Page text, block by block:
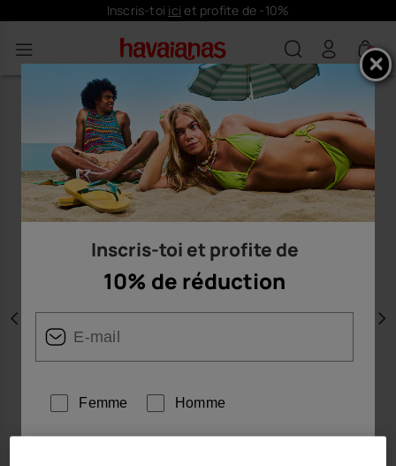
Inscris-toiiciet profite de -10%
0
Précédent
Inscris-toi et profite de
10% de réduction
Femme Homme